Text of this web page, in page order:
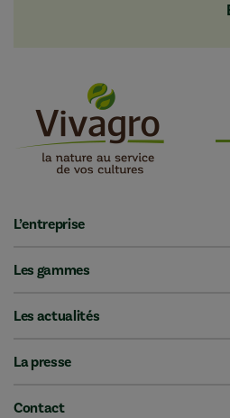
L’entreprise
Les gammes
Les actualités
La presse
Contact